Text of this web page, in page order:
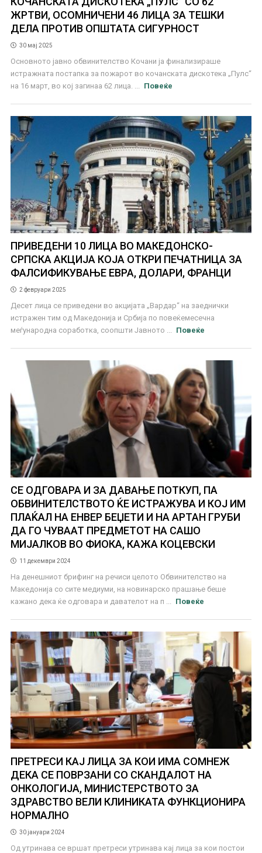
ЖРТВИ, ОСОМНИЧЕНИ 46 ЛИЦА ЗА ТЕШКИ
ДЕЛА ПРОТИВ ОПШТАТА СИГУРНОСТ
30 мај 2025
Основното јавно обвинителство Кочани ја финализираше
истражната постапка за пожарот во кочанската дискотека „Пулс“
на 16 март, во кој загинаа 62 лица. ...
Повеќе
ПРИВЕДЕНИ 10 ЛИЦА ВО МАКЕДОНСКО-
СРПСКА АКЦИЈА КОЈА ОТКРИ ПЕЧАТНИЦА ЗА
ФАЛСИФИКУВАЊЕ ЕВРА, ДОЛАРИ, ФРАНЦИ
2 февруари 2025
Десет лица се приведени во акцијата „Вардар“ на заеднички
истражен тим од Македонија и Србија по повеќемесечна
меѓународна соработка, соопшти Јавното ...
Повеќе
СЕ ОДГОВАРА И ЗА ДАВАЊЕ ПОТКУП, ПА
ОБВИНИТЕЛСТВОТО ЌЕ ИСТРАЖУВА И КОЈ ИМ
ПЛАЌАЛ НА ЕНВЕР БЕЏЕТИ И НА АРТАН ГРУБИ
ДА ГО ЧУВААТ ПРЕДМЕТОТ НА САШО
МИЈАЛКОВ ВО ФИОКА, КАЖА КОЦЕВСКИ
11 декември 2024
На денешниот брифинг на речиси целото Обвинителство на
Македонија со сите медиуми, на новинарско прашање беше
кажано дека ќе одговара и давателот на п ...
Повеќе
ПРЕТРЕСИ КАЈ ЛИЦА ЗА КОИ ИМА СОМНЕЖ
ДЕКА СЕ ПОВРЗАНИ СО СКАНДАЛОТ НА
ОНКОЛОГИЈА, МИНИСТЕРСТВОТО ЗА
ЗДРАВСТВО ВЕЛИ КЛИНИКАТА ФУНКЦИОНИРА
НОРМАЛНО
30 јануари 2024
Од утринава се вршат претреси утринава кај лица за кои постои